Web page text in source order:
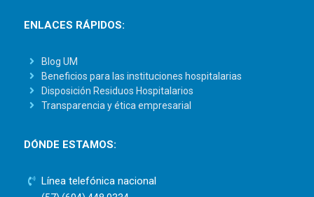
ENLACES RÁPIDOS:
Blog UM
Beneficios para las instituciones hospitalarias
Disposición Residuos Hospitalarios
Transparencia y ética empresarial
DÓNDE ESTAMOS:
Línea telefónica nacional